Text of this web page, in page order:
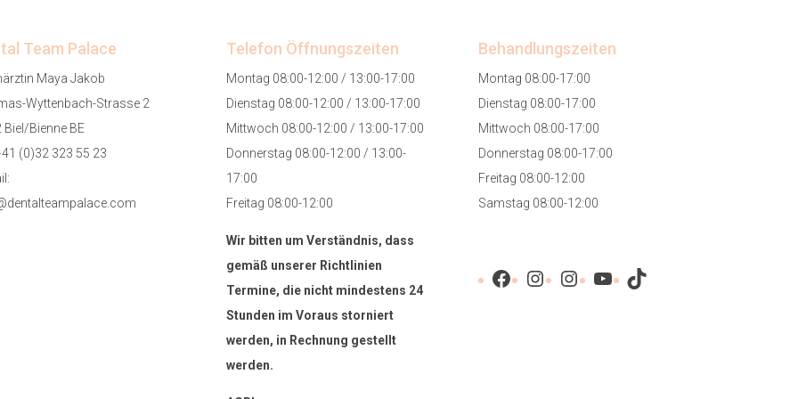
Team Palace
Maya Jakob
Wyttenbach-Strasse 2
Biel/Bienne BE
(0)32 323 55 23
Telefon Öffnungszeiten
Montag 08:00-12:00 / 13:00-17:00
Dienstag 08:00-12:00 / 13:00-17:00
Mittwoch 08:00-12:00 / 13:00-17:00
Donnerstag 08:00-12:00 / 13:00-
17:00
Freitag 08:00-12:00
Wir bitten um Verständnis, dass
gemäß unserer Richtlinien
Termine, die nicht mindestens 24
Stunden im Voraus storniert
werden, in Rechnung gestellt
werden.
Behandlungszeiten
Montag 08:00-17:00
Dienstag 08:00-17:00
Mittwoch 08:00-17:00
Donnerstag 08:00-17:00
Freitag 08:00-12:00
Samstag 08:00-12:00
Facebook
Instagram
Instagram
YouTube
TikTok